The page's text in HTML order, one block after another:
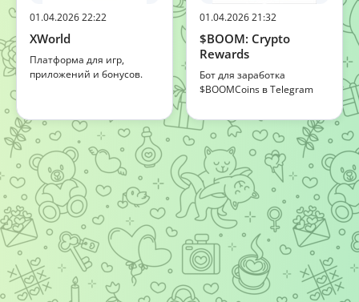
01.04.2026 22:22
XWorld
Платформа для игр,
приложений и бонусов.
01.04.2026 21:32
$BOOM: Crypto
Rewards
Бот для заработка
$BOOMCoins в Telegram